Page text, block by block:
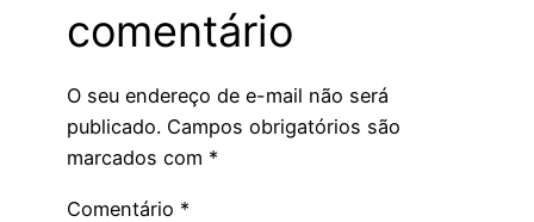
comentário
O seu endereço de e-mail não será
publicado. Campos obrigatórios são
marcados com *
Comentário *